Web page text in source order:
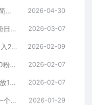
不开店也能引流！电商评论野路子 简单粗暴 有手就能做 2026-04-30
抖音破局！不封号截流玩法，创业粉日涨 200 + 实操指南 2026-03-07
2026电商引流新玩法，日引200 日入2500+ 2026-02-09
抖音一张图片，一段文案日引流500粉，新手小白，轻松上手 2026-02-07
2026年引爆流量技术，一条视频播放100W＋，无脑发，小白轻松上手 2026-02-07
最新抖音引流创业粉模板！几分钟一个视频，非常暴力，小白直接可上手操作！ 2026-01-29